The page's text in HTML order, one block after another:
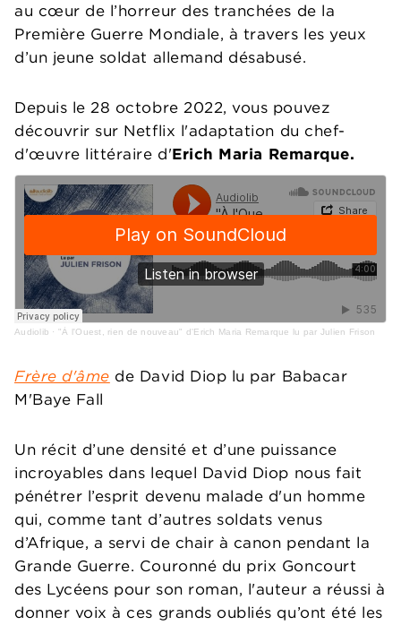
au cœur de l’horreur des tranchées de la
Première Guerre Mondiale, à travers les yeux
d’un jeune soldat allemand désabusé.
Depuis le 28 octobre 2022, vous pouvez
découvrir sur Netflix l'adaptation du chef-
d'œuvre littéraire d'Erich Maria Remarque.
Audiolib · "À l'Ouest, rien de nouveau" d'Erich Maria Remarque lu par Julien Frison
Frère d'âme de David Diop lu par Babacar
M'Baye Fall
Un récit d’une densité et d’une puissance
incroyables dans lequel David Diop nous fait
pénétrer l’esprit devenu malade d'un homme
qui, comme tant d’autres soldats venus
d’Afrique, a servi de chair à canon pendant la
Grande Guerre. Couronné du prix Goncourt
des Lycéens pour son roman, l'auteur a réussi à
donner voix à ces grands oubliés qu’ont été les